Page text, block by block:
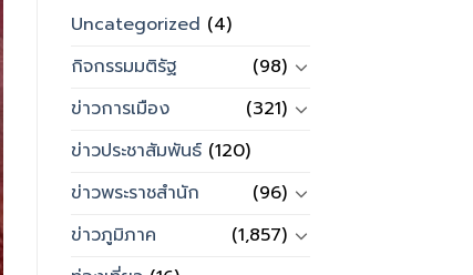
Uncategorized (4)
กิจกรรมมติรัฐ
(98)
ข่าวการเมือง
(321)
ข่าวประชาสัมพันธ์(120)
ข่าวพระราชสำนัก
(96)
ข่าวภูมิภาค
(1,857)